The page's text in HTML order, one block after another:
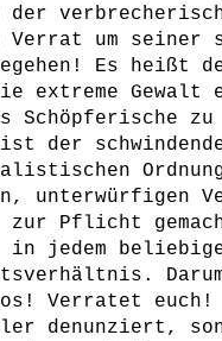
der
Verrat um seiner
Es heißt
extreme Gewalt
Schöpferische zu
der
unterwürfigen
Pflicht
in jedem
Verratet
denunziert,